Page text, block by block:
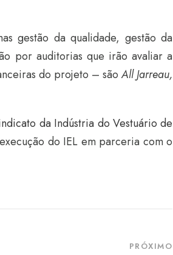
gestão da qualidade, gestão da
por auditorias que irão avaliar a
do projeto – sãoAll Jarreau,
da Indústria do Vestuário de
do IEL em parceria com o
PRÓXIMO